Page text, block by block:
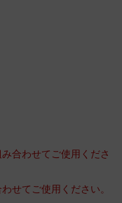
合わせてご使用くださ
せてご使用ください。